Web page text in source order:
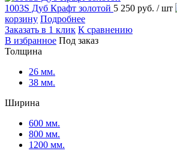
1003S Дуб Крафт золотой 5 250 руб. / шт
корзину Подробнее
Заказать в 1 клик К сравнению
В избранное Под заказ
Толщина
26 мм.
38 мм.
Ширина
600 мм.
800 мм.
1200 мм.